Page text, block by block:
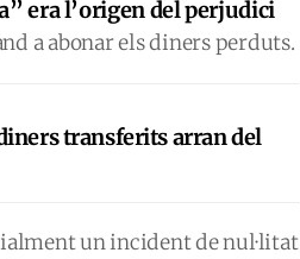
era l’origen del perjudici
a abonar els diners perduts.
transferits arran del
un incident de nul·litat